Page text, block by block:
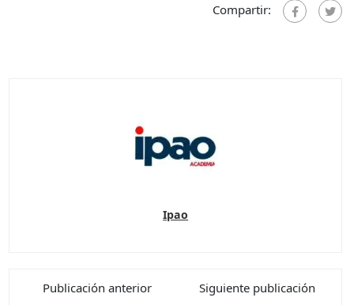
Compartir:
Ipao
Publicación anterior
Siguiente publicación